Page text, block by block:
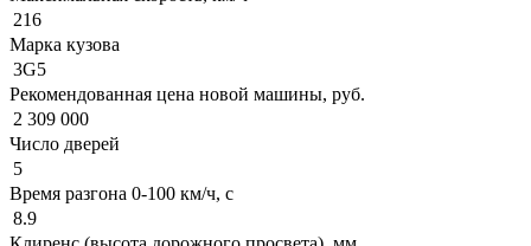
216
Марка кузова
3G5
Рекомендованная цена новой машины, руб.
2 309 000
Число дверей
5
Время разгона 0-100 км/ч, с
8.9